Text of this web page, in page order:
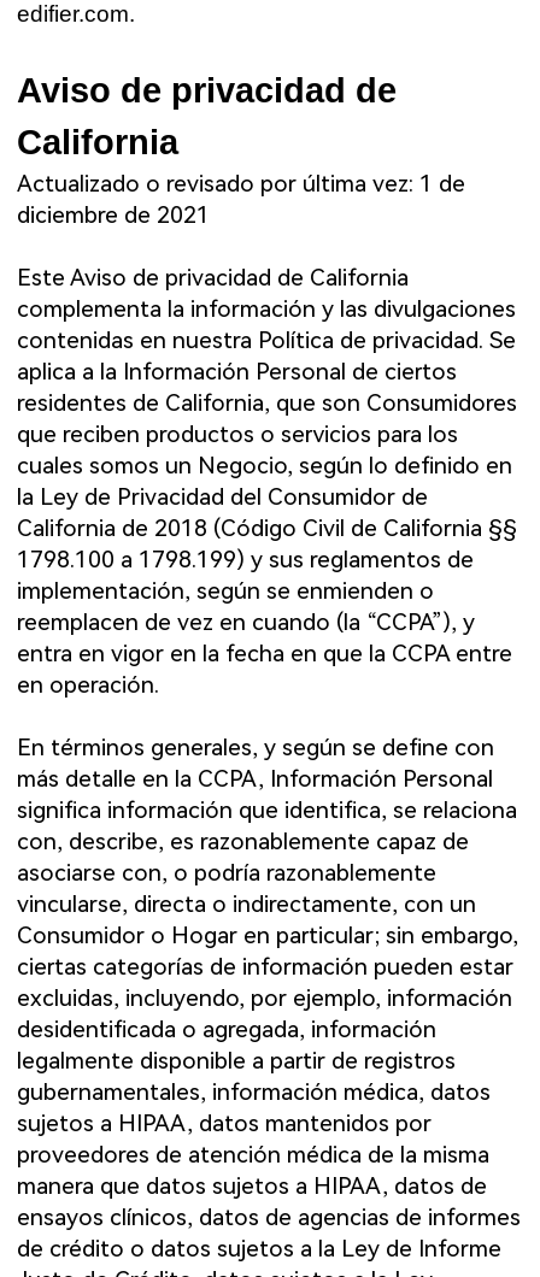
edifier.com.
Aviso de privacidad de
California
Actualizado o revisado por última vez: 1 de
diciembre de 2021
Este Aviso de privacidad de California
complementa la información y las divulgaciones
contenidas en nuestra Política de privacidad. Se
aplica a la Información Personal de ciertos
residentes de California, que son Consumidores
que reciben productos o servicios para los
cuales somos un Negocio, según lo definido en
la Ley de Privacidad del Consumidor de
California de 2018 (Código Civil de California §§
1798.100 a 1798.199) y sus reglamentos de
implementación, según se enmienden o
reemplacen de vez en cuando (la “CCPA”), y
entra en vigor en la fecha en que la CCPA entre
en operación.
En términos generales, y según se define con
más detalle en la CCPA, Información Personal
significa información que identifica, se relaciona
con, describe, es razonablemente capaz de
asociarse con, o podría razonablemente
vincularse, directa o indirectamente, con un
Consumidor o Hogar en particular; sin embargo,
ciertas categorías de información pueden estar
excluidas, incluyendo, por ejemplo, información
desidentificada o agregada, información
legalmente disponible a partir de registros
gubernamentales, información médica, datos
sujetos a HIPAA, datos mantenidos por
proveedores de atención médica de la misma
manera que datos sujetos a HIPAA, datos de
ensayos clínicos, datos de agencias de informes
de crédito o datos sujetos a la Ley de Informe